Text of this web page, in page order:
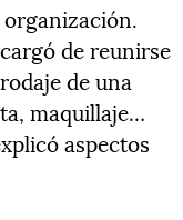
de reunirse
de una
maquillaje…
aspectos